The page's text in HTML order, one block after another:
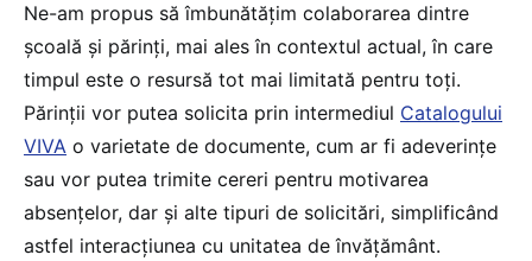
Ne-am propus să îmbunătățim colaborarea dintre
școală și părinți, mai ales în contextul actual, în care
timpul este o resursă tot mai limitată pentru toți.
Părinții vor putea solicita prin intermediul Catalogului
VIVA o varietate de documente, cum ar fi adeverințe
sau vor putea trimite cereri pentru motivarea
absențelor, dar și alte tipuri de solicitări, simplificând
astfel interacțiunea cu unitatea de învățământ.